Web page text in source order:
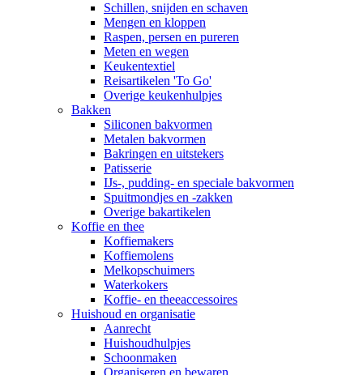
Schillen, snijden en schaven
Mengen en kloppen
Raspen, persen en pureren
Meten en wegen
Keukentextiel
Reisartikelen 'To Go'
Overige keukenhulpjes
Bakken
Siliconen bakvormen
Metalen bakvormen
Bakringen en uitstekers
Patisserie
IJs-, pudding- en speciale bakvormen
Spuitmondjes en -zakken
Overige bakartikelen
Koffie en thee
Koffiemakers
Koffiemolens
Melkopschuimers
Waterkokers
Koffie- en theeaccessoires
Huishoud en organisatie
Aanrecht
Huishoudhulpjes
Schoonmaken
Organiseren en bewaren